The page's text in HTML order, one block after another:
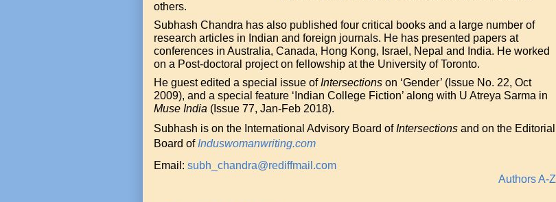
others.
Subhash Chandra has also published four critical books and a large number of
research articles in Indian and foreign journals. He has presented papers at
conferences in Australia, Canada, Hong Kong, Israel, Nepal and India. He worked
on a Post-doctoral project on fellowship at the University of Toronto.
He guest edited a special issue ofIntersections on ‘Gender’ (Issue No. 22, Oct
2009), and a special feature ‘Indian College Fiction’ along with U Atreya Sarma in
Muse India (Issue 77, Jan-Feb 2018).
Subhash is on the International Advisory Board ofIntersections and on the Editorial
Board of Induswomanwriting.com
Email: subh_chandra@rediffmail.com
Authors A-Z